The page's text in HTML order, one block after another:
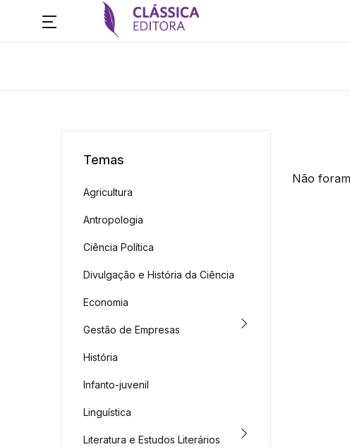
Não
Temas
Agricultura
Antropologia
Ciência Política
Divulgação e História da Ciência
Economia
Gestão de Empresas
História
Infanto-juvenil
Linguística
Literatura e Estudos Literários